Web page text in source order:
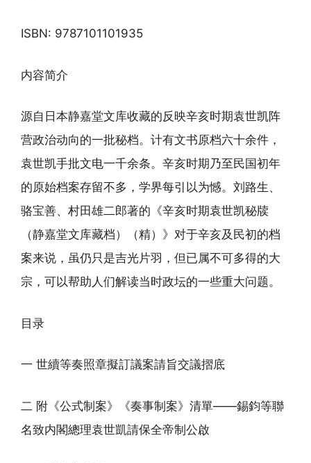
ISBN: 9787101101935
内容简介
源自日本静嘉堂文库收藏的反映辛亥时期袁世凯阵
营政治动向的一批秘档。计有文书原档六十余件，
袁世凯手批文电一千余条。辛亥时期乃至民国初年
的原始档案存留不多，学界每引以为憾。刘路生、
骆宝善、村田雄二郎著的《辛亥时期袁世凯秘牍
（静嘉堂文库藏档）（精）》对于辛亥及民初的档
案来说，虽仍只是吉光片羽，但已属不可多得的大
宗，可以帮助人们解读当时政坛的一些重大问题。
目录
一 世續等奏照章擬訂議案請旨交議摺底
二 附《公式制案》《奏事制案》清單——錫鈞等聯
名致内閣總理袁世凱請保全帝制公啟